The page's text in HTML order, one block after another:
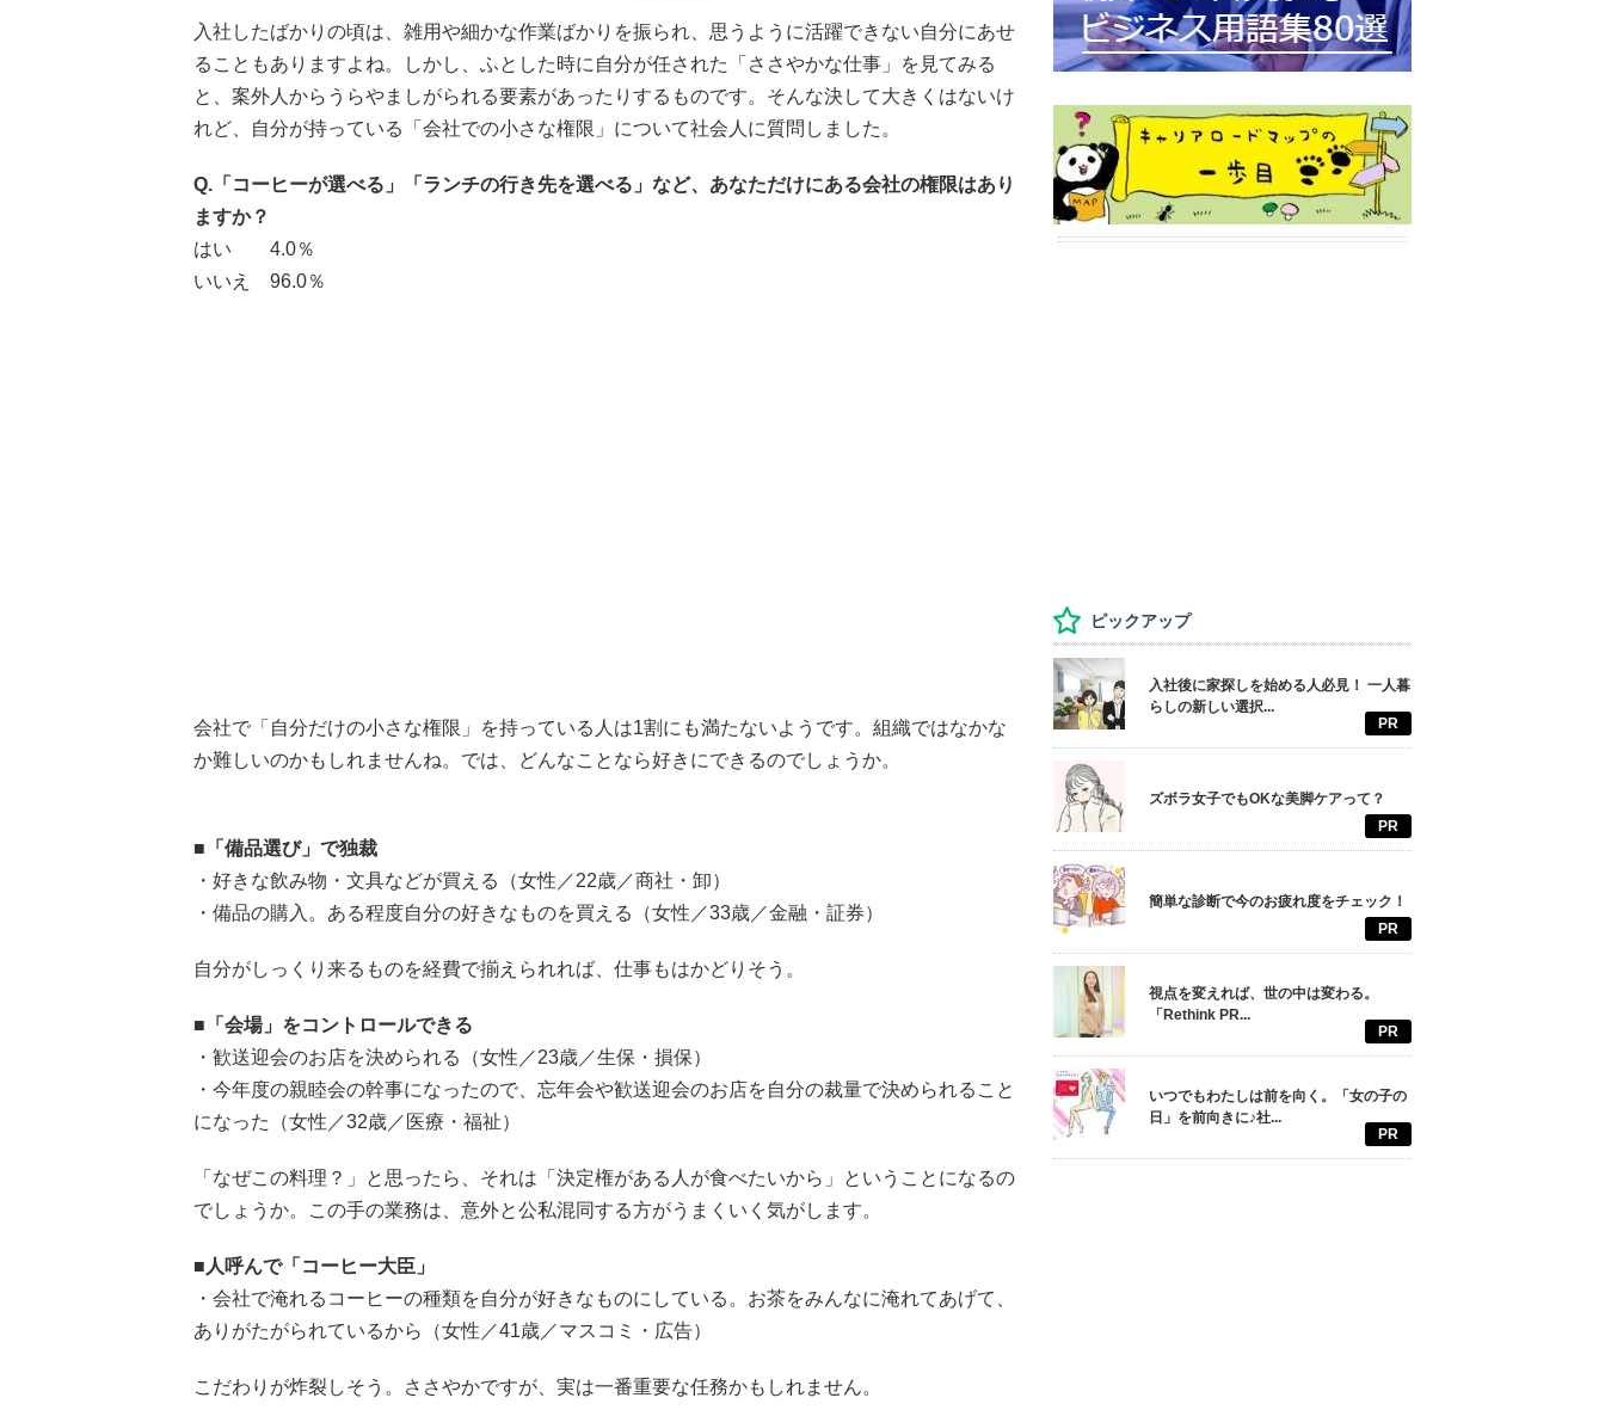
入社したばかりの頃は、雑用や細かな作業ばかりを振られ、思うように活躍できない自分にあせ
ることもありますよね。しかし、ふとした時に自分が任された「ささやかな仕事」を見てみる
と、案外人からうらやましがられる要素があったりするものです。そんな決して大きくはないけ
れど、自分が持っている「会社での小さな権限」について社会人に質問しました。
Q.「コーヒーが選べる」「ランチの行き先を選べる」など、あなただけにある会社の権限はあり
ますか？
はい 4.0％
いいえ 96.0％
会社で「自分だけの小さな権限」を持っている人は1割にも満たないようです。組織ではなかな
か難しいのかもしれませんね。では、どんなことなら好きにできるのでしょうか。
■「備品選び」で独裁
・好きな飲み物・文具などが買える（女性／22歳／商社・卸）
・備品の購入。ある程度自分の好きなものを買える（女性／33歳／金融・証券）
自分がしっくり来るものを経費で揃えられれば、仕事もはかどりそう。
■「会場」をコントロールできる
・歓送迎会のお店を決められる（女性／23歳／生保・損保）
・今年度の親睦会の幹事になったので、忘年会や歓送迎会のお店を自分の裁量で決められること
になった（女性／32歳／医療・福祉）
「なぜこの料理？」と思ったら、それは「決定権がある人が食べたいから」ということになるの
でしょうか。この手の業務は、意外と公私混同する方がうまくいく気がします。
■人呼んで「コーヒー大臣」
・会社で淹れるコーヒーの種類を自分が好きなものにしている。お茶をみんなに淹れてあげて、
ありがたがられているから（女性／41歳／マスコミ・広告）
こだわりが炸裂しそう。ささやかですが、実は一番重要な任務かもしれません。
ピックアップ
入社後に家探しを始める人必見！ 一人暮
らしの新しい選択...
PR
ズボラ女子でもOKな美脚ケアって？
PR
簡単な診断で今のお疲れ度をチェック！
PR
視点を変えれば、世の中は変わる。
「Rethink PR...
PR
いつでもわたしは前を向く。「女の子の
日」を前向きに♪社...
PR